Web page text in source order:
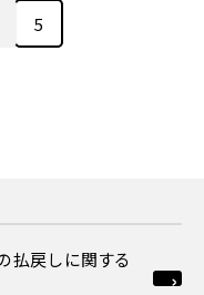
5
払戻しに関する